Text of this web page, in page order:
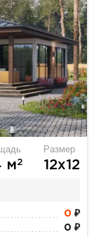
м2
Размер
12х12
0 ₽
0 ₽